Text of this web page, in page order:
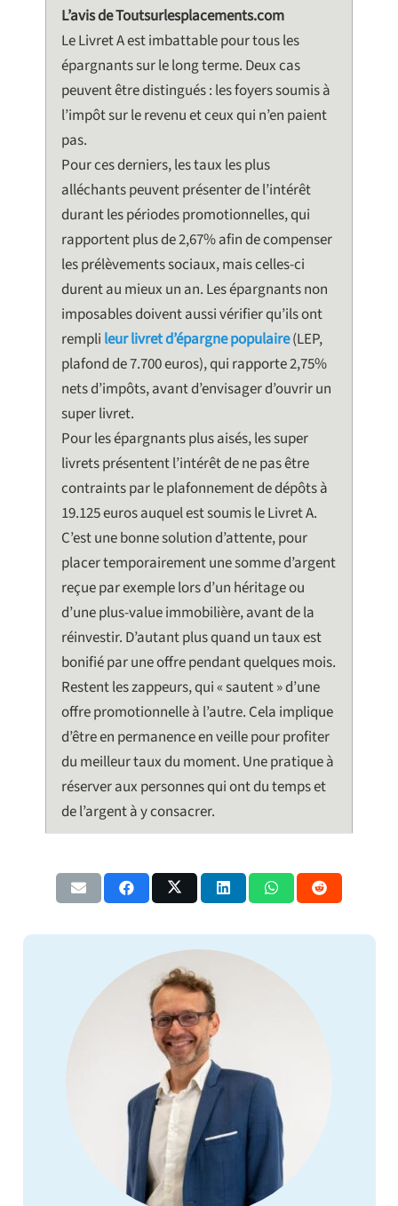
L’avis de Toutsurlesplacements.com
Le Livret A est imbattable pour tous les
épargnants sur le long terme. Deux cas
peuvent être distingués : les foyers soumis à
l’impôt sur le revenu et ceux qui n’en paient
pas.
Pour ces derniers, les taux les plus
alléchants peuvent présenter de l’intérêt
durant les périodes promotionnelles, qui
rapportent plus de 2,67% afin de compenser
les prélèvements sociaux, mais celles-ci
durent au mieux un an. Les épargnants non
imposables doivent aussi vérifier qu’ils ont
rempli leur livret d’épargne populaire(LEP,
plafond de 7.700 euros), qui rapporte 2,75%
nets d’impôts, avant d’envisager d’ouvrir un
super livret.
Pour les épargnants plus aisés, les super
livrets présentent l’intérêt de ne pas être
contraints par le plafonnement de dépôts à
19.125 euros auquel est soumis le Livret A.
C’est une bonne solution d’attente, pour
placer temporairement une somme d’argent
reçue par exemple lors d’un héritage ou
d’une plus-value immobilière, avant de la
réinvestir. D’autant plus quand un taux est
bonifié par une offre pendant quelques mois.
Restent les zappeurs, qui « sautent » d’une
offre promotionnelle à l’autre. Cela implique
d’être en permanence en veille pour profiter
du meilleur taux du moment. Une pratique à
réserver aux personnes qui ont du temps et
de l’argent à y consacrer.